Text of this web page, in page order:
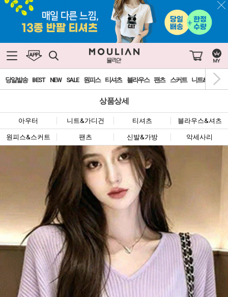
당일발송 BEST NEW SALE 원피스 티셔츠 블라우스 팬츠 스커트 니트&가디건
상품상세
아우터 니트&가디건 티셔츠 블라우스&셔츠
원피스&스커트 팬츠 신발&가방 악세사리